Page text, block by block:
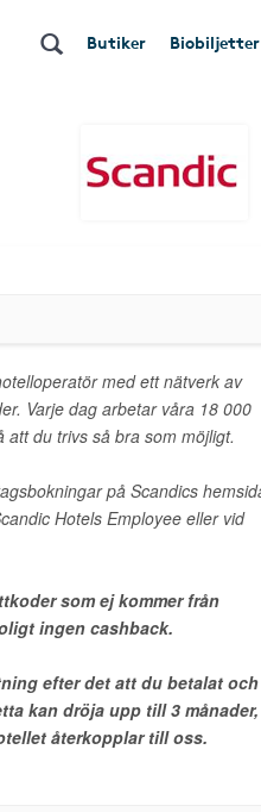
Butiker Biobiljetter
med ett nätverk av
Varje dag arbetar våra 18 000
du trivs så bra som möjligt.
på Scandics
Hotels Employee eller vid
som ej kommer från
ingen cashback.
efter det att du betalat och
kan dröja upp till 3 månader,
återkopplar till oss.